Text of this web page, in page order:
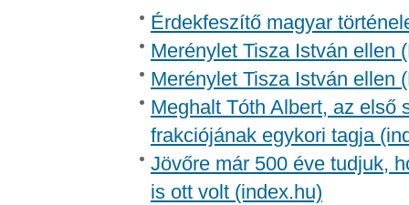
Érdekfeszítő magyar
Merénylet Tisza István ellen
Merénylet Tisza István ellen
Meghalt Tóth Albert, az első
frakciójának egykori tagja
Jövőre már 500 éve tudjuk,
is ott volt (index.hu)